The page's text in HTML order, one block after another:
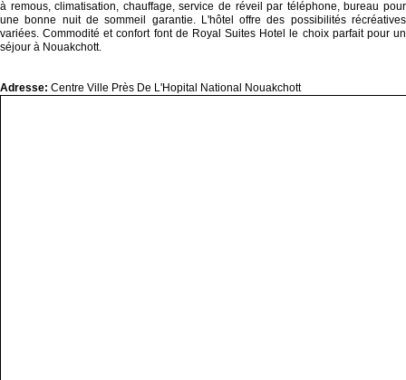
à remous, climatisation, chauffage, service de réveil par téléphone, bureau pour
une bonne nuit de sommeil garantie. L'hôtel offre des possibilités récréatives
variées. Commodité et confort font de Royal Suites Hotel le choix parfait pour un
séjour à Nouakchott.
Adresse: Centre Ville Près De L'Hopital National Nouakchott